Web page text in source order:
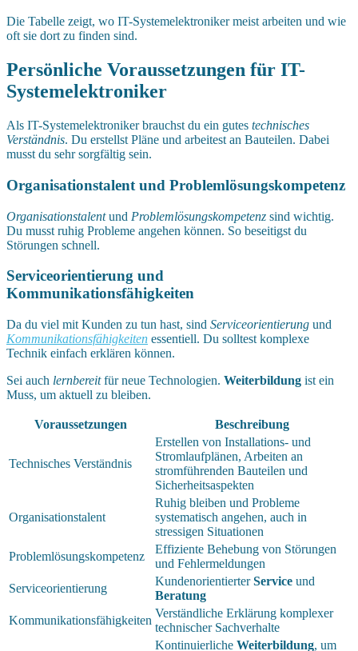
Die Tabelle zeigt, wo IT-Systemelektroniker meist arbeiten und wie
oft sie dort zu finden sind.
Persönliche Voraussetzungen für IT-
Systemelektroniker
Als IT-Systemelektroniker brauchst du ein gutes technisches
Verständnis. Du erstellst Pläne und arbeitest an Bauteilen. Dabei
musst du sehr sorgfältig sein.
Organisationstalent und Problemlösungskompetenz
Organisationstalentund Problemlösungskompetenz sind wichtig.
Du musst ruhig Probleme angehen können. So beseitigst du
Störungen schnell.
Serviceorientierung und
Kommunikationsfähigkeiten
Da du viel mit Kunden zu tun hast, sind Serviceorientierung und
Kommunikationsfähigkeiten essentiell. Du solltest komplexe
Technik einfach erklären können.
Sei auch lernbereitfür neue Technologien. Weiterbildung ist ein
Muss, um aktuell zu bleiben.
Voraussetzungen Beschreibung
Technisches Verständnis
Erstellen von Installations- und
Stromlaufplänen, Arbeiten an
stromführenden Bauteilen und
Sicherheitsaspekten
Organisationstalent
Ruhig bleiben und Probleme
systematisch angehen, auch in
stressigen Situationen
Problemlösungskompetenz
Effiziente Behebung von Störungen
und Fehlermeldungen
Serviceorientierung
KundenorientierterService und
Beratung
Kommunikationsfähigkeiten
Verständliche Erklärung komplexer
technischer Sachverhalte
Kontinuierliche Weiterbildung, um